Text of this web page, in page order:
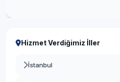
Hizmet Verdiğimiz İller
İstanbul